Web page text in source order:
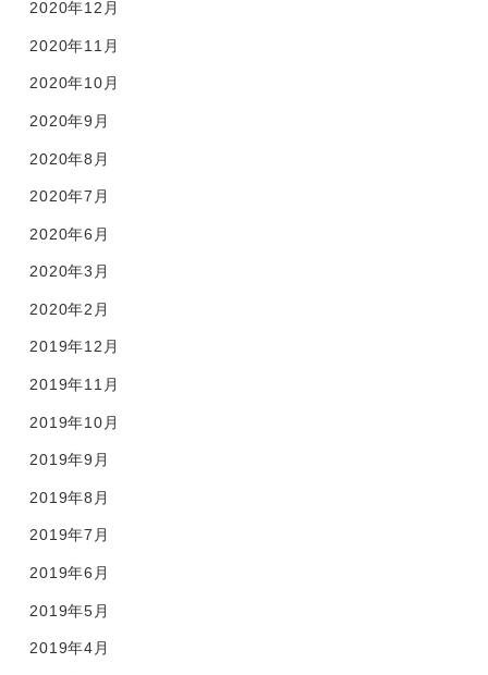
2020年12月
2020年11月
2020年10月
2020年9月
2020年8月
2020年7月
2020年6月
2020年3月
2020年2月
2019年12月
2019年11月
2019年10月
2019年9月
2019年8月
2019年7月
2019年6月
2019年5月
2019年4月